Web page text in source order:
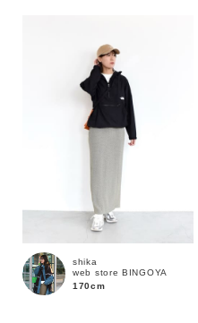
この条
shika
web store BINGOYA
170cm